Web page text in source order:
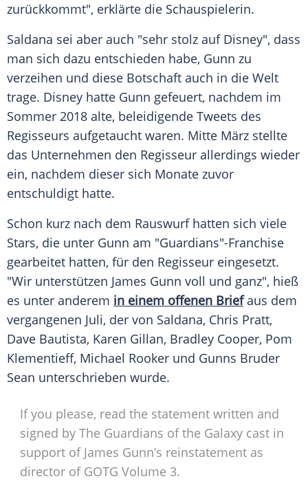
zurückkommt", erklärte die Schauspielerin.
Saldana sei aber auch "sehr stolz auf Disney", dass
man sich dazu entschieden habe, Gunn zu
verzeihen und diese Botschaft auch in die Welt
trage. Disney hatte Gunn gefeuert, nachdem im
Sommer 2018 alte, beleidigende Tweets des
Regisseurs aufgetaucht waren. Mitte März stellte
das Unternehmen den Regisseur allerdings wieder
ein, nachdem dieser sich Monate zuvor
entschuldigt hatte.
Schon kurz nach dem Rauswurf hatten sich viele
Stars, die unter Gunn am "Guardians"-Franchise
gearbeitet hatten, für den Regisseur eingesetzt.
"Wir unterstützen James Gunn voll und ganz", hieß
es unter anderem in einem offenen Briefaus dem
vergangenen Juli, der von Saldana, Chris Pratt,
Dave Bautista, Karen Gillan, Bradley Cooper, Pom
Klementieff, Michael Rooker und Gunns Bruder
Sean unterschrieben wurde.
If you please, read the statement written and
signed by The Guardians of the Galaxy cast in
support of James Gunn’s reinstatement as
director of GOTG Volume 3.